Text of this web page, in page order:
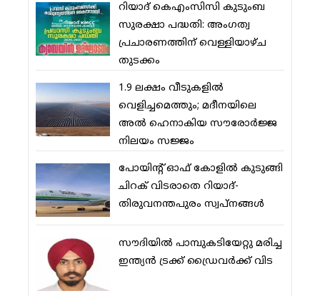
റിയാദ് കെഎംസിസി കുടുംബ
സുരക്ഷാ പദ്ധതി: അംഗത്വ
പ്രചാരണത്തിന് വെള്ളിയാഴ്ച
തുടക്കം
1.9 ലക്ഷം വീടുകളില്‍
വെളിച്ചമെത്തും; മദീനയിലെ
അല്‍ ഹെനാകിയ സൗരോര്‍ജ്ജ
നിലയം സജ്ജം
പോയിന്റ് ഓഫ് കോളില്‍ കുടുങ്ങി
ചിറക് വിടരാതെ റിയാദ്-
തിരുവനന്തപുരം സ്വപ്നങ്ങള്‍
സൗദിയിൽ പാമ്പുകടിയേറ്റു മരിച്ച
ഇന്ത്യൻ ട്രക്ക് ഡ്രൈവർക്ക് വിട